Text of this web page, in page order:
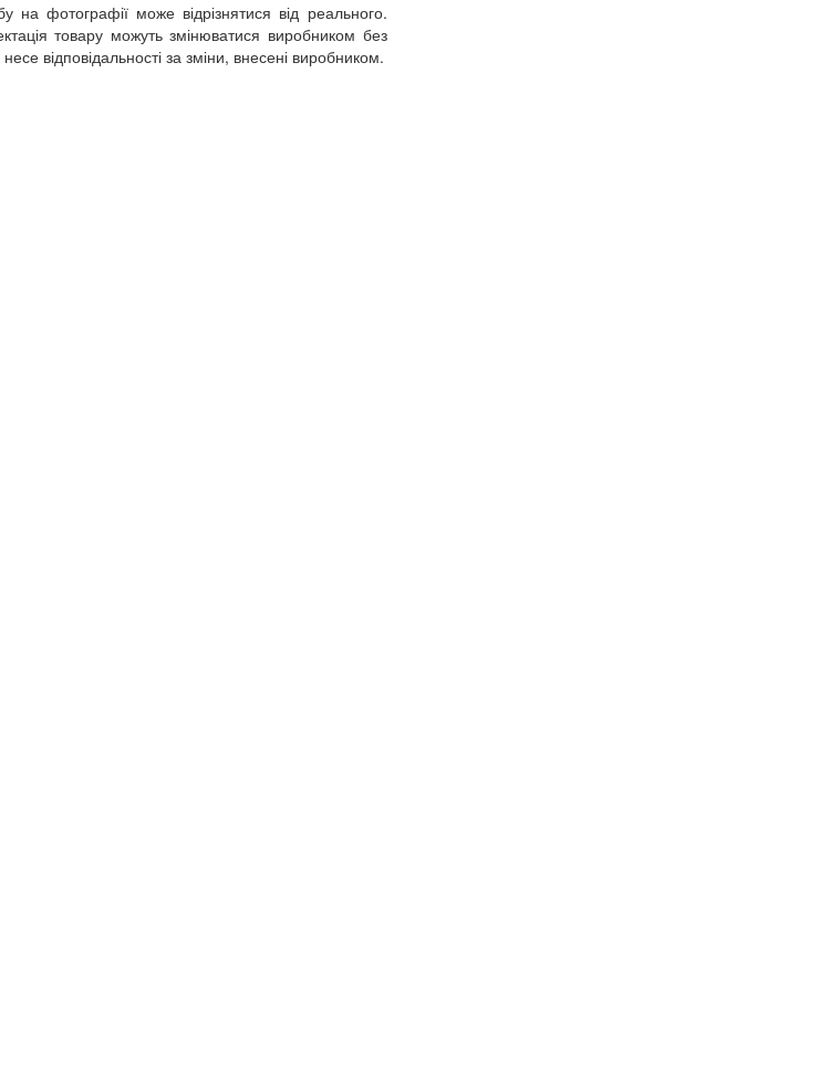
на фотографії може відрізнятися від реального.
товару можуть змінюватися виробником без
відповідальності за зміни, внесені виробником.